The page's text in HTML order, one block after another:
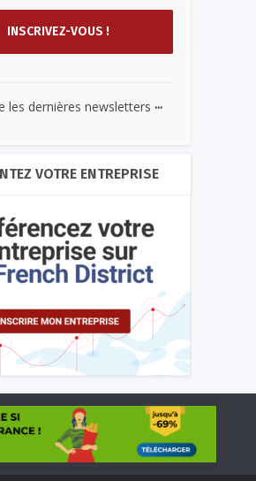
les dernières newsletters ...
VOTRE ENTREPRISE